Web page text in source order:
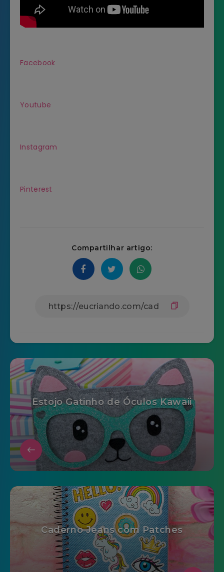
Facebook
Youtube
Instagram
Pinterest
Compartilhar artigo:
Estojo Gatinho de Óculos Kawaii
Caderno Jeans com Patches